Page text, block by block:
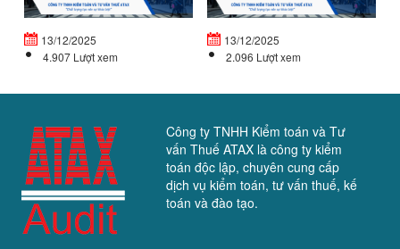
ĐỘ
13/12/2025
4.907 Lượt xem
13/12/2025
2.096 Lượt xem
Công ty TNHH Kiểm toán và Tư
vấn Thuế ATAX là công ty kiểm
toán độc lập, chuyên cung cấp
dịch vụ kiểm toán, tư vấn thuế, kế
toán và đào tạo.